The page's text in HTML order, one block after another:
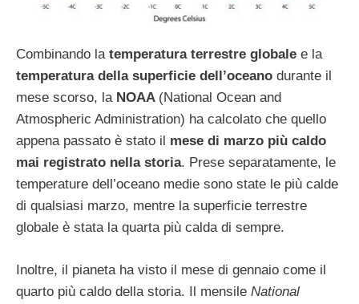
Combinando la temperatura terrestre globale e la
temperatura della superficie dell’oceano durante il
mese scorso, la NOAA (National Ocean and
Atmospheric Administration) ha calcolato che quello
appena passato è stato il mese di marzo più caldo
mai registrato nella storia. Prese separatamente, le
temperature dell’oceano medie sono state le più calde
di qualsiasi marzo, mentre la superficie terrestre
globale è stata la quarta più calda di sempre.
Inoltre, il pianeta ha visto il mese di gennaio come il
quarto più caldo della storia. Il mensile National